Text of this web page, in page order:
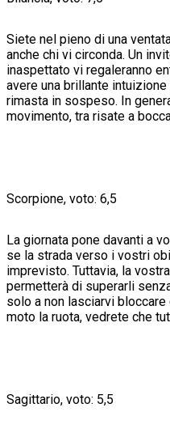
Siete nel pieno di una
anche chi vi circonda. Un
inaspettato vi regaleranno
avere una brillante
rimasta in sospeso. In
movimento, tra risate a
Scorpione, voto: 6,5
La giornata pone davanti a
se la strada verso i vostri
imprevisto. Tuttavia, la
permetterà di superarli
solo a non lasciarvi
moto la ruota, vedrete che
Sagittario, voto: 5,5